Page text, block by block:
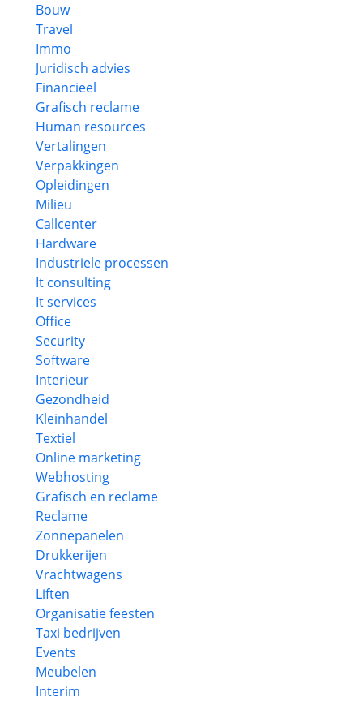
Bouw
Travel
Immo
Juridisch advies
Financieel
Grafisch reclame
Human resources
Vertalingen
Verpakkingen
Opleidingen
Milieu
Callcenter
Hardware
Industriele processen
It consulting
It services
Office
Security
Software
Interieur
Gezondheid
Kleinhandel
Textiel
Online marketing
Webhosting
Grafisch en reclame
Reclame
Zonnepanelen
Drukkerijen
Vrachtwagens
Liften
Organisatie feesten
Taxi bedrijven
Events
Meubelen
Interim